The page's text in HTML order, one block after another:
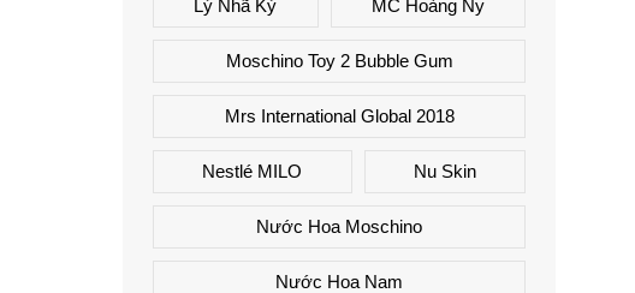
Lý Nhã Kỳ MC Hoàng Ny
Moschino Toy 2 Bubble Gum
Mrs International Global 2018
Nestlé MILO Nu Skin
Nước Hoa Moschino
Nước Hoa Nam